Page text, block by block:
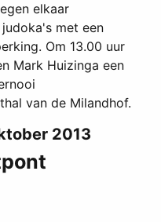
elkaar
met een
Om 13.00 uur
Mark Huizinga een
van de Milandhof.
2013